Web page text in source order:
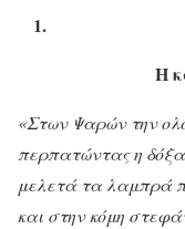
1.
Η
«Στων Ψαρών την
περπατώντας η
μελετά τα λαμπρά
και στην κόμη